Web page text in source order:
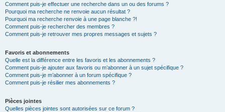
Comment puis-je effectuer une recherche dans un ou des forums ?
Pourquoi ma recherche ne renvoie aucun résultat ?
Pourquoi ma recherche renvoie à une page blanche ?!
Comment puis-je rechercher des membres ?
Comment puis-je retrouver mes propres messages et sujets ?
Favoris et abonnements
Quelle est la différence entre les favoris et les abonnements ?
Comment puis-je ajouter aux favoris ou m’abonner à un sujet spécifique ?
Comment puis-je m’abonner à un forum spécifique ?
Comment puis-je résilier mes abonnements ?
Pièces jointes
Quelles pièces jointes sont autorisées sur ce forum ?